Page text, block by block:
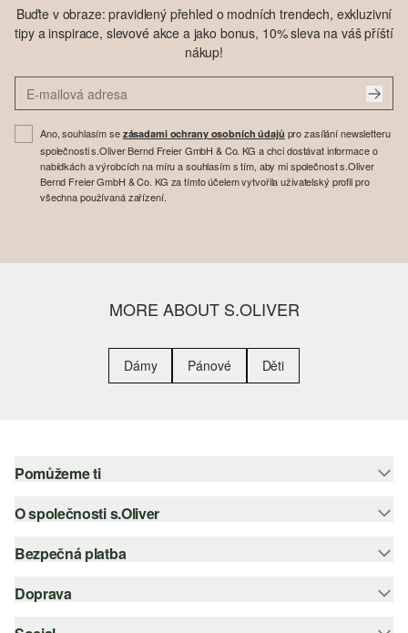
Buďte v obraze: pravidlený přehled o modních trendech, exkluzivní
tipy a inspirace, slevové akce a jako bonus, 10% sleva na váš příští
nákup!
Ano, souhlasím se zásadami ochrany osobních údajů pro zasílání newsletteru
společnosti s.Oliver Bernd Freier GmbH & Co. KG a chci dostávat informace o
nabídkách a výrobcích na míru a souhlasím s tím, aby mi společnost s.Oliver
Bernd Freier GmbH & Co. KG za tímto účelem vytvořila uživatelský profil pro
všechna používaná zařízení.
MORE ABOUT S.OLIVER
Dámy Pánové Děti
Pomůžeme ti
Nápověda – často kladené otázky
Nápověda k velikostem
O společnosti s.Oliver
Newsletter
s.Oliver Group
Bezpečná platba
Platební karta
PayPal
Doprava